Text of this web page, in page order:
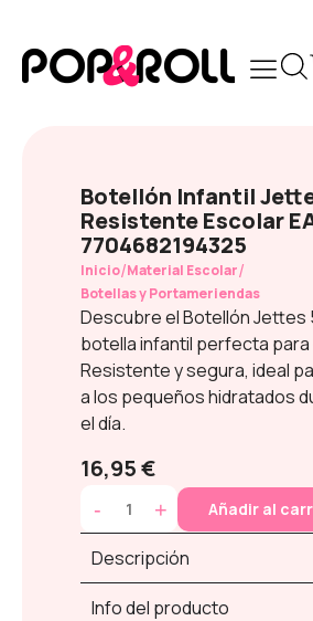
Botellón Infantil
Resistente Escolar
7704682194325
Inicio/Material Escolar/
Botellas y Portameriendas
Descubre el Botellón Jettes
botella infantil perfecta para
Resistente y segura, ideal
a los pequeños hidratados
el día.
16,95 €
- + Añadir al
Descripción
Info del producto